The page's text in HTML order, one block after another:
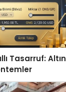
Tasarruf: